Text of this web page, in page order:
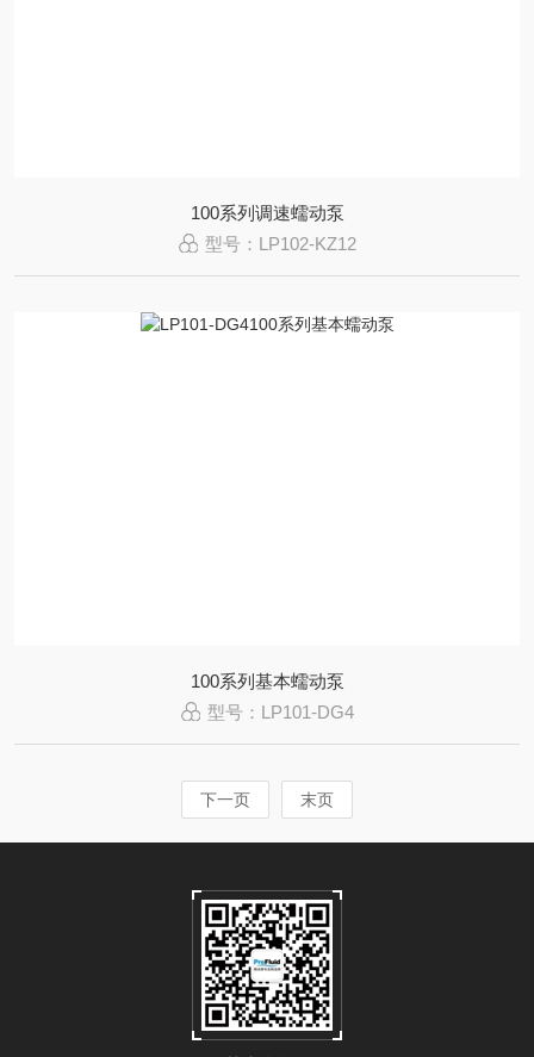
100系列调速蠕动泵
型号：LP102-KZ12
100系列基本蠕动泵
型号：LP101-DG4
下一页 末页